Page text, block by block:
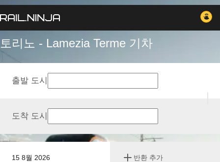
토리노 - Lamezia Terme 기차
15 8월 2026 반환 추가
출발 도시
도착 도시